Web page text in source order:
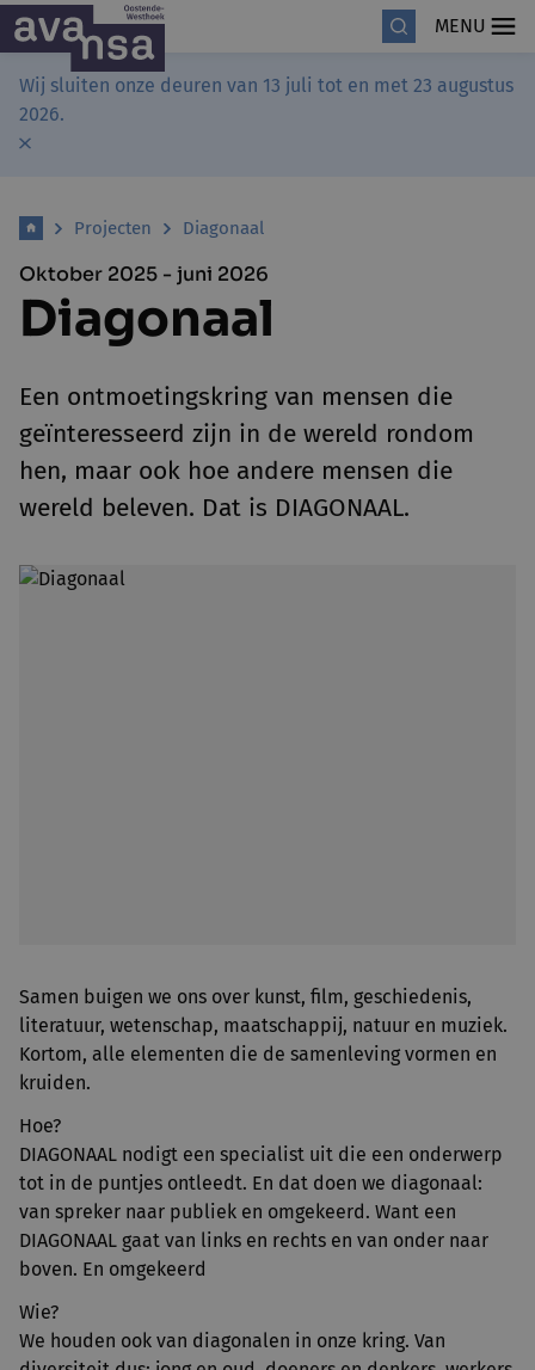
MENU
Wij sluiten onze deuren van 13 juli tot en met 23 augustus
2026.
Projecten Diagonaal
Oktober 2025 - juni 2026
Diagonaal
Een ontmoetingskring van mensen die
geïnteresseerd zijn in de wereld rondom
hen, maar ook hoe andere mensen die
wereld beleven. Dat is DIAGONAAL.
Samen buigen we ons over kunst, film, geschiedenis,
literatuur, wetenschap, maatschappij, natuur en muziek.
Kortom, alle elementen die de samenleving vormen en
kruiden.
Hoe?
DIAGONAAL nodigt een specialist uit die een onderwerp
tot in de puntjes ontleedt. En dat doen we diagonaal:
van spreker naar publiek en omgekeerd. Want een
DIAGONAAL gaat van links en rechts en van onder naar
boven. En omgekeerd
Wie?
We houden ook van diagonalen in onze kring. Van